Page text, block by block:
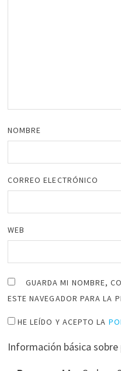
NOMBRE
CORREO ELECTRÓNICO
WEB
GUARDA MI NOMBRE,
ESTE NAVEGADOR PARA LA
HE LEÍDO Y ACEPTO LA
Información básica